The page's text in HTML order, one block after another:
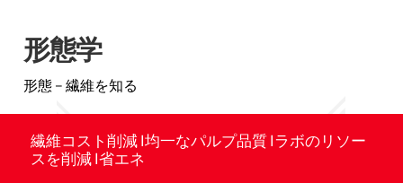
形態学
形態 – 繊維を知る
繊維コスト削減 |均一なパルプ品質 |ラボのリソー
スを削減 |省エネ